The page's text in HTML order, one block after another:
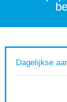
Dagelijkse